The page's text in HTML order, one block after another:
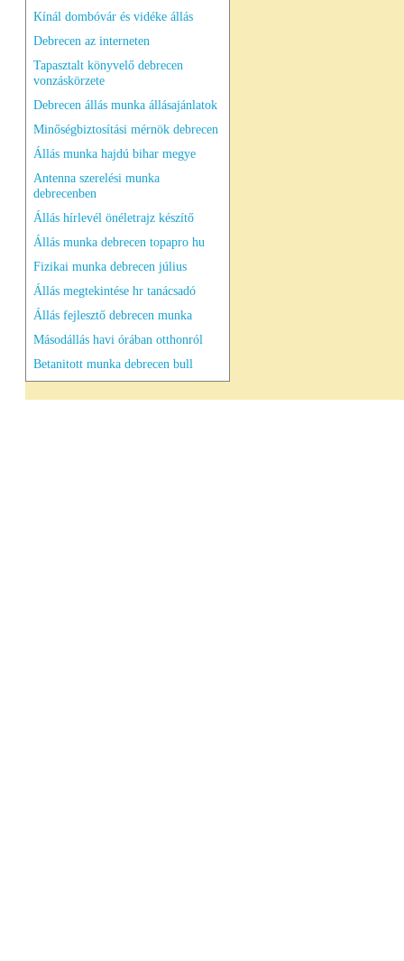
Kínál dombóvár és vidéke állás
Debrecen az interneten
Tapasztalt könyvelő debrecen
vonzáskörzete
Debrecen állás munka állásajánlatok
Minőségbiztosítási mérnök debrecen
Állás munka hajdú bihar megye
Antenna szerelési munka
debrecenben
Állás hírlevél önéletrajz készítő
Állás munka debrecen topapro hu
Fizikai munka debrecen július
Állás megtekintése hr tanácsadó
Állás fejlesztő debrecen munka
Másodállás havi órában otthonról
Betanitott munka debrecen bull